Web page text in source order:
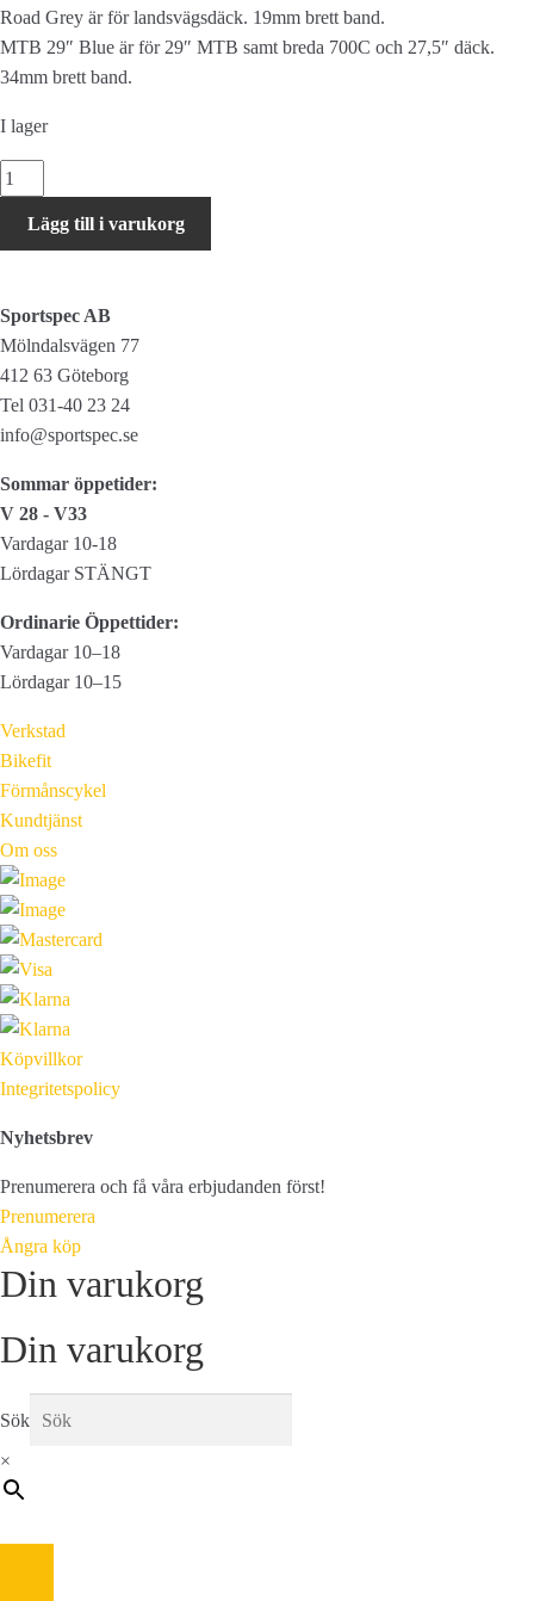
Road Grey är för landsvägsdäck. 19mm brett band.
MTB 29″ Blue är för 29″ MTB samt breda 700C och 27,5″ däck.
34mm brett band.
I lager
Zéfal
Z
Liner
mängd
Lägg till i varukorg
Sportspec AB
Mölndalsvägen 77
412 63 Göteborg
Tel 031-40 23 24
info@sportspec.se
Sommar öppetider:
V 28 - V33
Vardagar 10-18
Lördagar STÄNGT
Ordinarie Öppettider:
Vardagar 10–18
Lördagar 10–15
Verkstad
Bikefit
Förmånscykel
Kundtjänst
Om oss
Köpvillkor
Integritetspolicy
Nyhetsbrev
Prenumerera och få våra erbjudanden först!
Prenumerera
Ångra köp
Din varukorg
Din varukorg
Sök
×